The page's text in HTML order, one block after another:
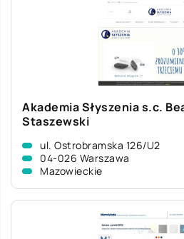
Akademia Słyszenia s.c.
Staszewski
ul. Ostrobramska 126/U2
04-026 Warszawa
Mazowieckie